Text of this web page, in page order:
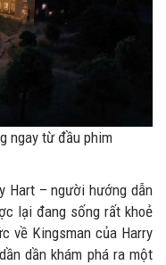
ngay từ đầu phim
Hart – người hướng dẫn
lại đang sống rất khoẻ
về Kingsman của Harry
dần khám phá ra một